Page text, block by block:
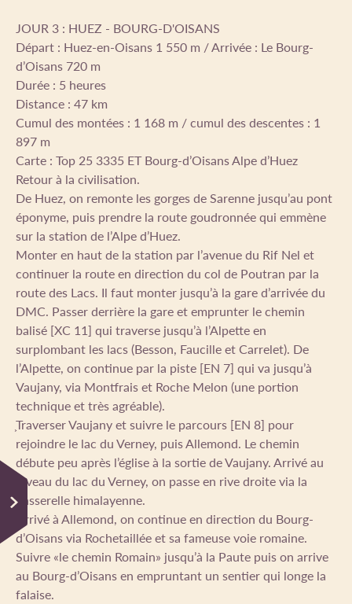
JOUR 3 : HUEZ - BOURG-D'OISANS
Départ : Huez-en-Oisans 1 550 m / Arrivée : Le Bourg-
d’Oisans 720 m
Durée : 5 heures
Distance : 47 km
Cumul des montées : 1 168 m / cumul des descentes : 1
897 m
Carte : Top 25 3335 ET Bourg-d’Oisans Alpe d’Huez
Retour à la civilisation.
De Huez, on remonte les gorges de Sarenne jusqu’au pont
éponyme, puis prendre la route goudronnée qui emmène
sur la station de l’Alpe d’Huez.
Monter en haut de la station par l’avenue du Rif Nel et
continuer la route en direction du col de Poutran par la
route des Lacs. Il faut monter jusqu’à la gare d’arrivée du
DMC. Passer derrière la gare et emprunter le chemin
balisé [XC 11] qui traverse jusqu’à l’Alpette en
surplombant les lacs (Besson, Faucille et Carrelet). De
l’Alpette, on continue par la piste [EN 7] qui va jusqu’à
Vaujany, via Montfrais et Roche Melon (une portion
technique et très agréable).
͕Traverser Vaujany et suivre le parcours [EN 8] pour
rejoindre le lac du Verney, puis Allemond. Le chemin
débute peu après l’église à la sortie de Vaujany. Arrivé au
niveau du lac du Verney, on passe en rive droite via la
passerelle himalayenne.
͕Arrivé à Allemond, on continue en direction du Bourg-
d’Oisans via Rochetaillée et sa fameuse voie romaine.
Suivre «le chemin Romain» jusqu’à la Paute puis on arrive
au Bourg-d’Oisans en empruntant un sentier qui longe la
falaise.